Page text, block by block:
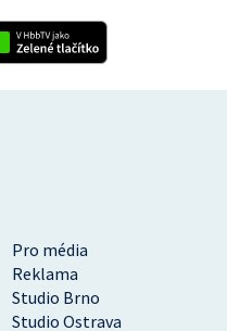
Pro média
Reklama
Studio Brno
Studio Ostrava